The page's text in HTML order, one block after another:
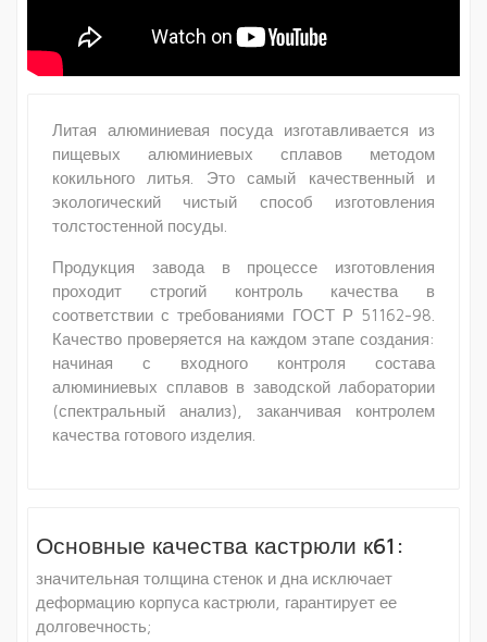
Литая алюминиевая посуда изготавливается из
пищевых алюминиевых сплавов методом
кокильного литья. Это самый качественный и
экологический чистый способ изготовления
толстостенной посуды.
Продукция завода в процессе изготовления
проходит строгий контроль качества в
соответствии с требованиями ГОСТ Р 51162-98.
Качество проверяется на каждом этапе создания:
начиная с входного контроля состава
алюминиевых сплавов в заводской лаборатории
(спектральный анализ), заканчивая контролем
качества готового изделия.
Основные качества кастрюли к61:
значительная толщина стенок и дна исключает
деформацию корпуса кастрюли, гарантирует ее
долговечность;